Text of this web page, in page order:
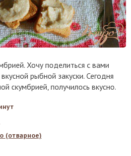
Хочу поделиться с вами
рыбной закуски. Сегодня
скумбрией, получилось вкусно.
(отварное)